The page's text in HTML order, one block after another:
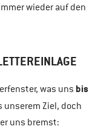
wieder auf den
was uns bis
unserem Ziel, doch
uns bremst: